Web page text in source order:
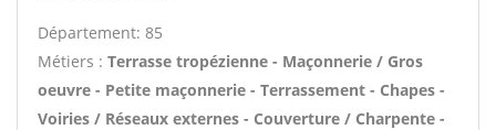
Département: 85
Métiers : Terrasse tropézienne - Maçonnerie / Gros
oeuvre - Petite maçonnerie - Terrassement - Chapes -
Voiries / Réseaux externes - Couverture / Charpente -